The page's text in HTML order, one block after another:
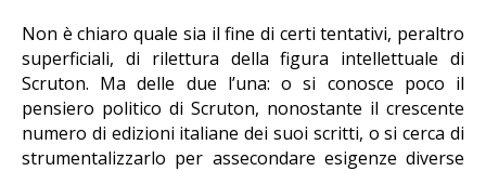
Non è chiaro quale sia il fine di certi tentativi, peraltro
superficiali, di rilettura della figura intellettuale di
Scruton. Ma delle due l’una: o si conosce poco il
pensiero politico di Scruton, nonostante il crescente
numero di edizioni italiane dei suoi scritti, o si cerca di
strumentalizzarlo per assecondare esigenze diverse